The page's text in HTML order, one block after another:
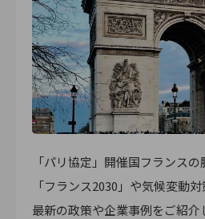
「パリ協定」開催国フランスの
「フランス2030」や気候変動
最新の政策や企業事例をご紹介